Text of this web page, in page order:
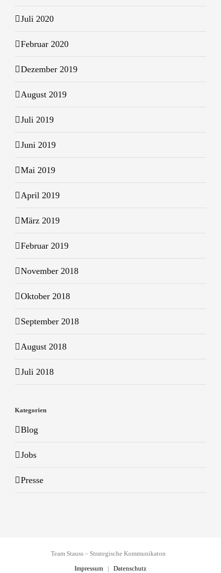
Juli 2020
Februar 2020
Dezember 2019
August 2019
Juli 2019
Juni 2019
Mai 2019
April 2019
März 2019
Februar 2019
November 2018
Oktober 2018
September 2018
August 2018
Juli 2018
Kategorien
Blog
Jobs
Presse
Team Stauss – Strategische Kommunikaton
Impressum | Datenschutz